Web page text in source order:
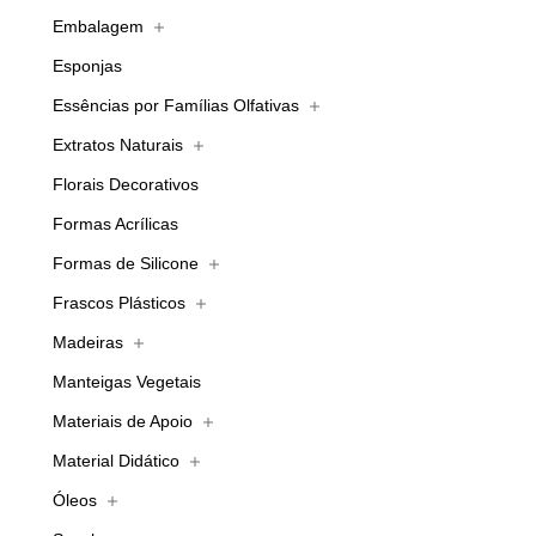
Embalagem
Esponjas
Essências por Famílias Olfativas
Extratos Naturais
Florais Decorativos
Formas Acrílicas
Formas de Silicone
Frascos Plásticos
Madeiras
Manteigas Vegetais
Materiais de Apoio
Material Didático
Óleos